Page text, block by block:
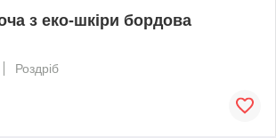
з еко-шкіри бордова
Роздріб